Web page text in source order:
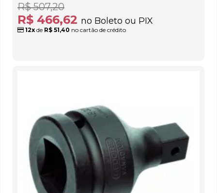
R$ 466,62 no Boleto ou PIX
R$ 507,20
12x de R$ 51,40 no cartão de crédito